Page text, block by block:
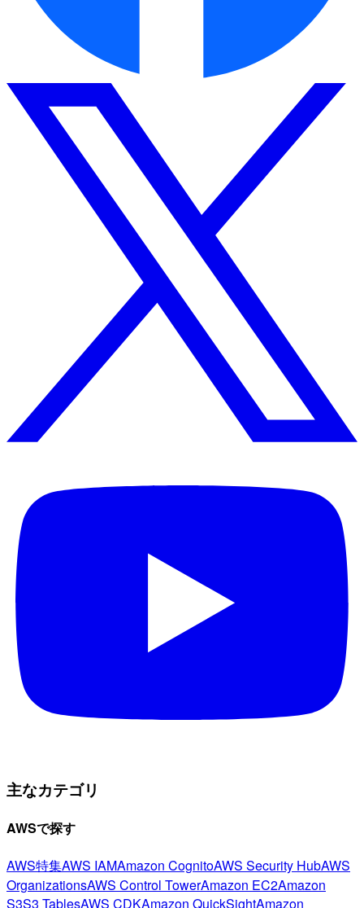
主なカテゴリ
AWSで探す
AWS特集AWS IAMAmazon CognitoAWS Security HubAWS
OrganizationsAWS Control TowerAmazon EC2Amazon
S3S3 TablesAWS CDKAmazon QuickSightAmazon